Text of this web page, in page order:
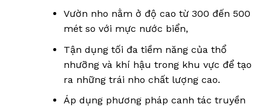
Vườn nho nằm ở độ cao từ 300 đến 500
mét so với mực nước biển,
Tận dụng tối đa tiềm năng của thổ
nhưỡng và khí hậu trong khu vực để tạo
ra những trái nho chất lượng cao.
Áp dụng phương pháp canh tác truyền